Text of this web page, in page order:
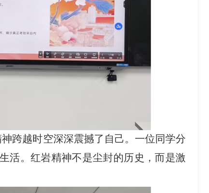
跨越时空深深震撼了自己。一位同学分
活。红岩精神不是尘封的历史，而是激